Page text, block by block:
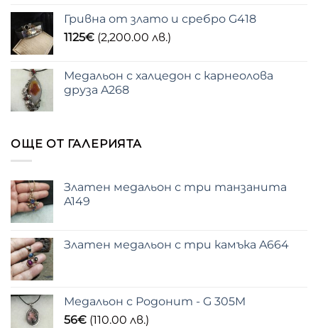
Гривна от злато и сребро G418
1125€ (2,200.00 лв.)
Медальон с халцедон с карнеолова
друза A268
ОЩЕ ОТ ГАЛЕРИЯТА
Златен медальон с три танзанита
A149
Златен медальон с три камъка A664
Медальон с Родонит - G 305M
56€ (110.00 лв.)